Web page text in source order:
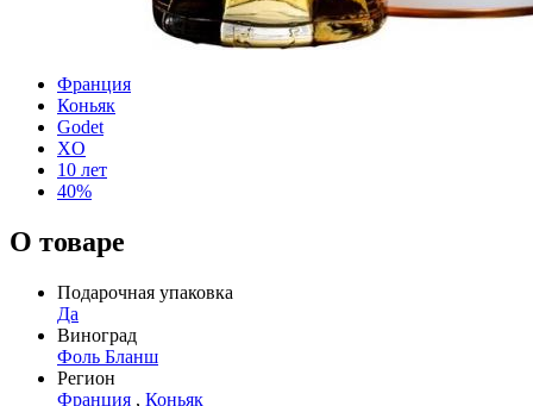
Франция
Коньяк
Godet
XO
10 лет
40%
О товаре
Подарочная упаковка
Да
Виноград
Фоль Бланш
Регион
Франция , Коньяк